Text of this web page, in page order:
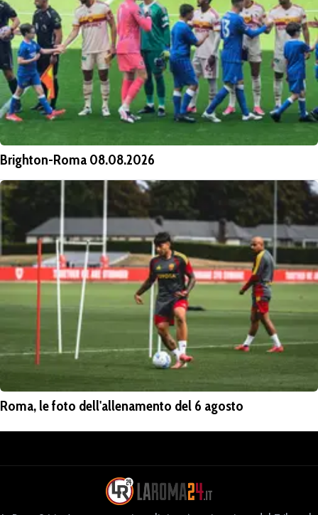
Brighton-Roma 08.08.2026
Roma, le foto dell'allenamento del 6 agosto